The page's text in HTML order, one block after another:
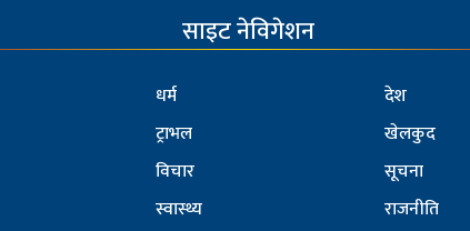
साइट नेविगेशन
धर्म
ट्राभल
विचार
स्वास्थ्य
देश
खेलकुद
सूचना
राजनीति